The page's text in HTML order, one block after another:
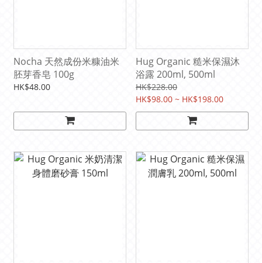
Nocha 天然成份米糠油米
胚芽香皂 100g
HK$48.00
Hug Organic 糙米保濕沐
浴露 200ml, 500ml
HK$228.00
HK$98.00 ~ HK$198.00